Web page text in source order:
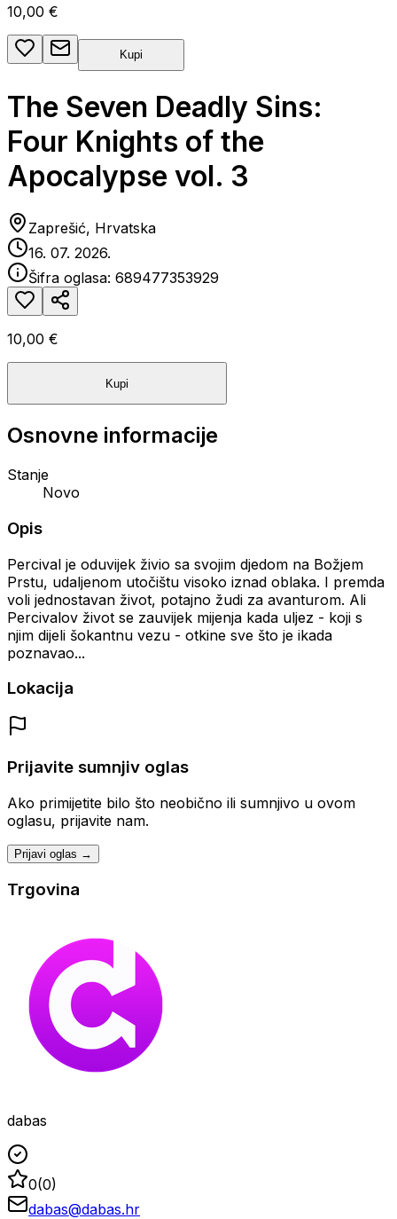
10,00 €
Kupi
The Seven Deadly Sins:
Four Knights of the
Apocalypse vol. 3
Zaprešić, Hrvatska
16. 07. 2026.
Šifra oglasa: 689477353929
10,00 €
Kupi
Osnovne informacije
Stanje
Novo
Opis
Percival je oduvijek živio sa svojim djedom na Božjem
Prstu, udaljenom utočištu visoko iznad oblaka. I premda
voli jednostavan život, potajno žudi za avanturom. Ali
Percivalov život se zauvijek mijenja kada uljez - koji s
njim dijeli šokantnu vezu - otkine sve što je ikada
poznavao...
Lokacija
Prijavite sumnjiv oglas
Ako primijetite bilo što neobično ili sumnjivo u ovom
oglasu, prijavite nam.
Prijavi oglas →
Trgovina
dabas
0(0)
dabas@dabas.hr